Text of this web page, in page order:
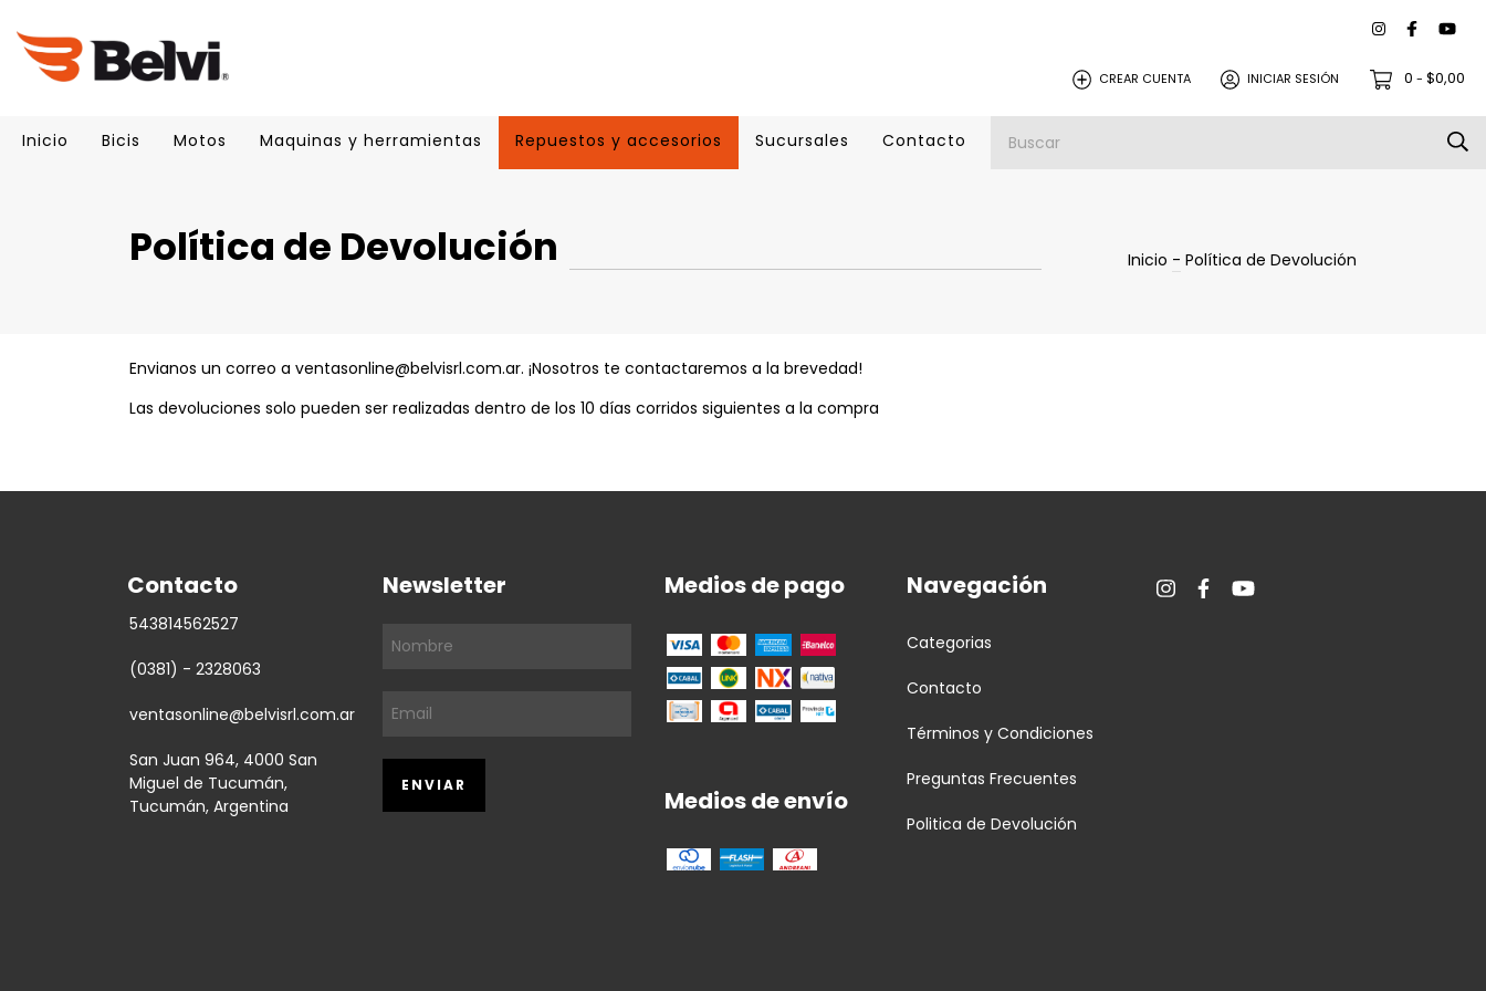
CREAR CUENTA INICIAR SESIÓN 0 - $0,00
Inicio Bicis Motos Maquinas y herramientas Repuestos y accesorios Sucursales Contacto
Política de Devolución Inicio - Política de Devolución
Envianos un correo a ventasonline@belvisrl.com.ar. ¡Nosotros te contactaremos a la brevedad!
Las devoluciones solo pueden ser realizadas dentro de los 10 días corridos siguientes a la compra
Navegación
Categorias
Contacto
Términos y Condiciones
Preguntas Frecuentes
Politica de Devolución
Medios de pago
Medios de envío
Newsletter
Contacto
543814562527
(0381) - 2328063
ventasonline@belvisrl.com.ar
San Juan 964, 4000 San
Miguel de Tucumán,
Tucumán, Argentina